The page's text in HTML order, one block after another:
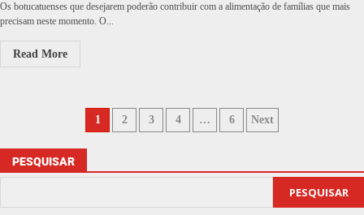
Os botucatuenses que desejarem poderão contribuir com a alimentação de famílias que mais
precisam neste momento. O...
Read More
1 2 3 4 … 6 Next
PESQUISAR
PESQUISAR